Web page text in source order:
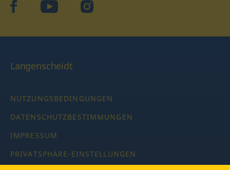
facebookYouTube Instagram
Langenscheidt
NUTZUNGSBEDINGUNGEN
DATENSCHUTZBESTIMMUNGEN
IMPRESSUM
PRIVATSPHÄRE-EINSTELLUNGEN